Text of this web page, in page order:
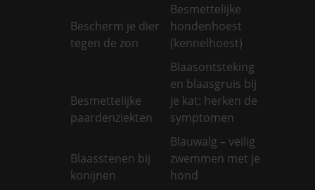
Bescherm je dier
tegen de zon
Besmettelijke
hondenhoest
(kennelhoest)
Besmettelijke
paardenziekten
Blaasontsteking
en blaasgruis bij
je kat: herken de
symptomen
Blaasstenen bij
konijnen
Blauwalg – veilig
zwemmen met je
hond